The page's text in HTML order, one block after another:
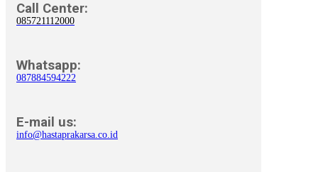
Call Center:
085721112000
Whatsapp:
087884594222
E-mail us:
info@hastaprakarsa.co.id